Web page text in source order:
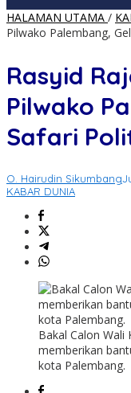
HALAMAN UTAMA /
Pilwako Palembang,
Rasyid
Pilwako
Safari
O. Hairudin Sikumbang
KABAR DUNIA
Bakal Calon Wali
memberikan
kota Palembang.